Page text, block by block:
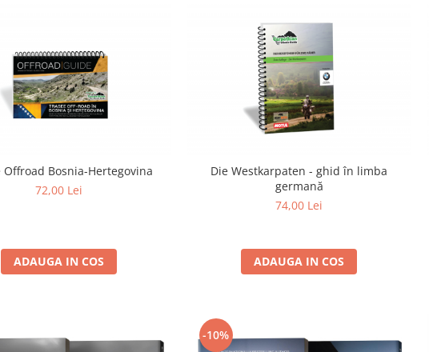
Offroad Bosnia-Hertegovina
72,00 Lei
ADAUGA IN COS
Die Westkarpaten - ghid în limba
germană
74,00 Lei
ADAUGA IN COS
-10%